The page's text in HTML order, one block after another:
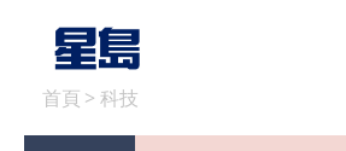
首頁 > 科技